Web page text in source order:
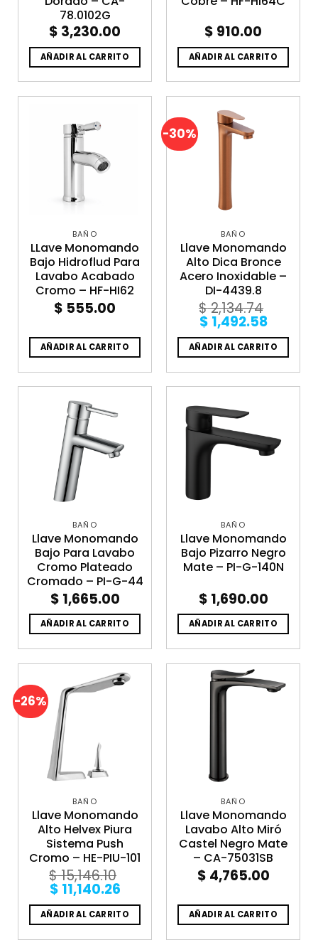
78.0102G
$ 3,230.00
AÑADIR AL CARRITO
$ 910.00
AÑADIR AL CARRITO
BAÑO
LLave Monomando
Bajo Hidroflud Para
Lavabo Acabado
Cromo – HF-HI62
$ 555.00
AÑADIR AL CARRITO
-30%
BAÑO
Llave Monomando
Alto Dica Bronce
Acero Inoxidable –
DI-4439.8
$2,134.74
Original
price
was:
$ 2,134.74.
$ 1,492.58
price
is:
$
AÑADIR AL CARRITO
BAÑO
Llave Monomando
Bajo Para Lavabo
Cromo Plateado
Cromado – PI-G-44
$ 1,665.00
AÑADIR AL CARRITO
BAÑO
Llave Monomando
Bajo Pizarro Negro
Mate – PI-G-140N
$ 1,690.00
AÑADIR AL CARRITO
-26%
BAÑO
Llave Monomando
Alto Helvex Piura
Sistema Push
Cromo – HE-PIU-101
$15,146.10
Original
price
was:
$ 15,146.10.
$ 11,140.26Current
price
is:
$ 11,140.26.
AÑADIR AL CARRITO
BAÑO
Llave Monomando
Lavabo Alto Miró
Castel Negro Mate
– CA-75031SB
$ 4,765.00
AÑADIR AL CARRITO